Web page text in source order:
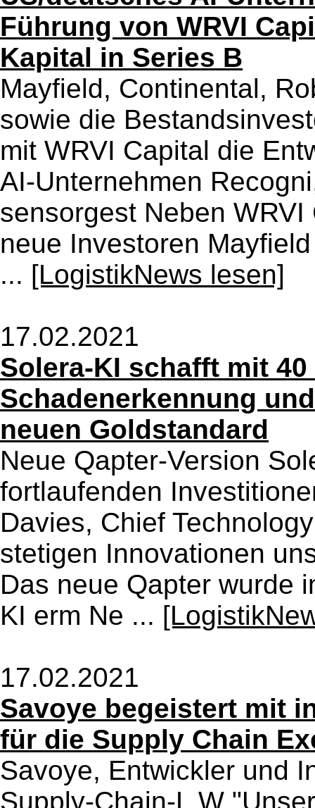
Führung von WRVI
Kapital in Series B
Mayfield, Continental,
sowie die
mit WRVI Capital die
AI-Unternehmen
sensorgest Neben
neue Investoren
... [LogistikNews lesen]
17.02.2021
Solera-KI schafft mit
Schadenerkennung
neuen Goldstandard
Neue Qapter-Version
fortlaufenden
Davies, Chief
stetigen Innovationen
Das neue Qapter wurde
KI erm Ne ...
17.02.2021
Savoye begeistert mit
für die Supply Chain
Savoye, Entwickler und
Supply-Chain-L W